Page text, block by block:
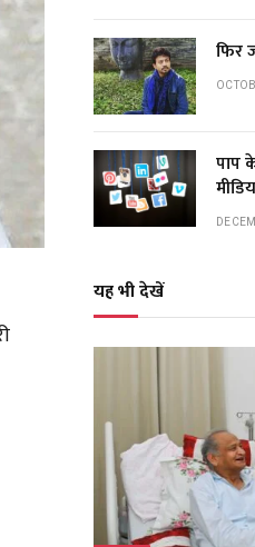
फिर
पाप
यह भी देखें